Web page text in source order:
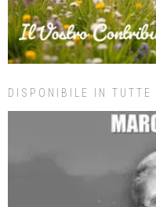
DISPONIBILE IN TUTTE